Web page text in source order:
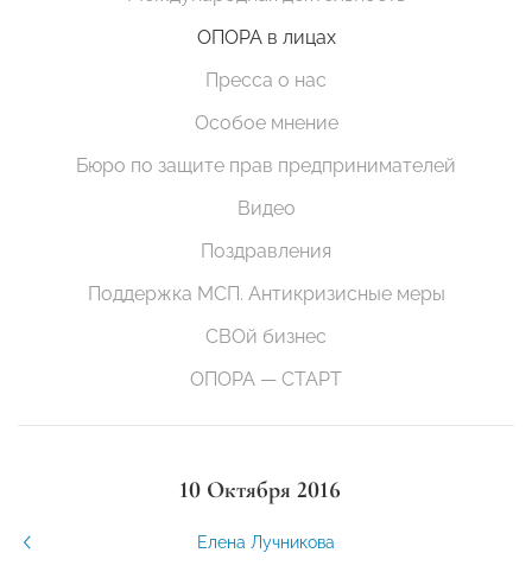
ОПОРА в лицах
Пресса о нас
Особое мнение
Бюро по защите прав предпринимателей
Видео
Поздравления
Поддержка МСП. Антикризисные меры
СВОй бизнес
ОПОРА — СТАРТ
10 Октября 2016
Елена Лучникова